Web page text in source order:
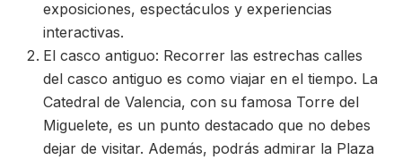
exposiciones, espectáculos y experiencias
interactivas.
El casco antiguo: Recorrer las estrechas calles
del casco antiguo es como viajar en el tiempo. La
Catedral de Valencia, con su famosa Torre del
Miguelete, es un punto destacado que no debes
dejar de visitar. Además, podrás admirar la Plaza